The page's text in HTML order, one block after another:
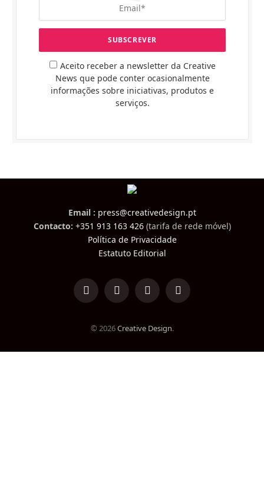
Aceito receber a newsletter da Creative
News que pode conter ocasionalmente
informações sobre iniciativas, produtos e
serviços.
Email : press@creativedesign.pt
Contacto: +351 913 163 426(tarifa de rede móvel)
Política de Privacidade
Estatuto Editorial
LinkedInFacebookInstagramTikTok
© 2026Creative Design.